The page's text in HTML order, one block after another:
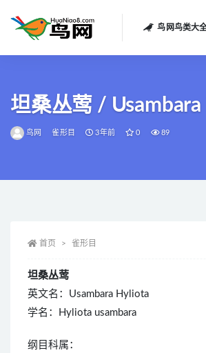
鸟网鸟类大
坦桑丛莺 /
鸟网 雀形目 3年前 0 89
首页 雀形目
坦桑丛莺
英文名：Usambara Hyliota
学名：Hyliota usambara
纲目科属：